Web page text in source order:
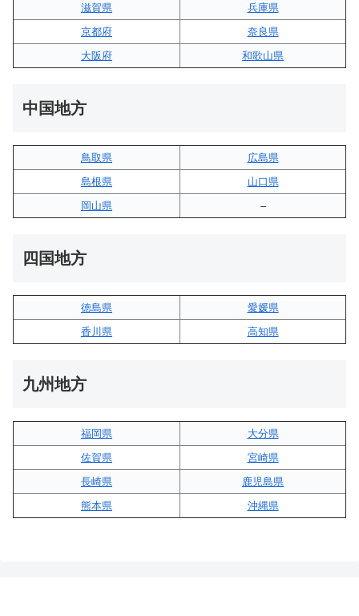
滋賀県
兵庫県
京都府
奈良県
大阪府
和歌山県
中国地方
鳥取県
広島県
島根県
山口県
岡山県
–
四国地方
徳島県
愛媛県
香川県
高知県
九州地方
福岡県
大分県
佐賀県
宮崎県
長崎県
鹿児島県
熊本県
沖縄県